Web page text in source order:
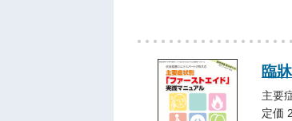
臨
主要
定価